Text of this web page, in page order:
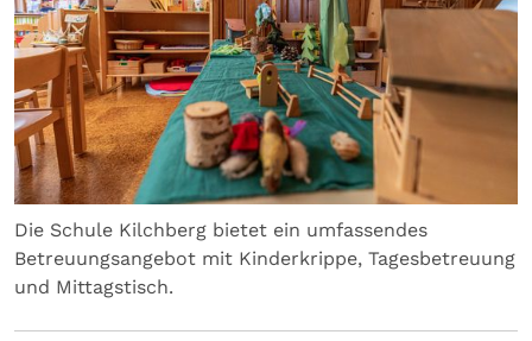
Die Schule Kilchberg bietet ein umfassendes
Betreuungsangebot mit Kinderkrippe, Tagesbetreuung
und Mittagstisch.